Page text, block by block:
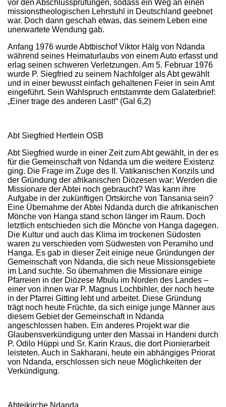
vor den Abschlussprüfungen, sodass ein Weg an einen
missionstheologischen Lehrstuhl in Deutschland geebnet
war. Doch dann geschah etwas, das seinem Leben eine
unerwartete Wendung gab.
Anfang 1976 wurde Abtbischof Viktor Hälg von Ndanda
während seines Heimaturlaubs von einem Auto erfasst und
erlag seinen schweren Verletzungen. Am 5. Februar 1976
wurde P. Siegfried zu seinem Nachfolger als Abt gewählt
und in einer bewusst einfach gehaltenen Feier in sein Amt
eingeführt. Sein Wahlspruch entstammte dem Galaterbrief:
„Einer trage des anderen Last!“ (Gal 6,2)
Abt Siegfried Hertlein OSB
Abt Siegfried wurde in einer Zeit zum Abt gewählt, in der es
für die Gemeinschaft von Ndanda um die weitere Existenz
ging. Die Frage im Zuge des II. Vatikanischen Konzils und
der Gründung der afrikanischen Diözesen war: Werden die
Missionare der Abtei noch gebraucht? Was kann ihre
Aufgabe in der zukünftigen Ortskirche von Tansania sein?
Eine Übernahme der Abtei Ndanda durch die afrikanischen
Mönche von Hanga stand schon länger im Raum. Doch
letztlich entschieden sich die Mönche von Hanga dagegen.
Die Kultur und auch das Klima im trockenen Südosten
waren zu verschieden vom Südwesten von Peramiho und
Hanga. Es gab in dieser Zeit einige neue Gründungen der
Gemeinschaft von Ndanda, die sich neue Missionsgebiete
im Land suchte. So übernahmen die Missionare einige
Pfarreien in der Diözese Mbulu im Norden des Landes –
einer von ihnen war P. Magnus Lochbihler, der noch heute
in der Pfarrei Gitting lebt und arbeitet. Diese Gründung
trägt noch heute Früchte, da sich einige junge Männer aus
diesem Gebiet der Gemeinschaft in Ndanda
angeschlossen haben. Ein anderes Projekt war die
Glaubensverkündigung unter den Massai in Handeni durch
P. Odilo Hüppi und Sr. Karin Kraus, die dort Pionierarbeit
leisteten. Auch in Sakharani, heute ein abhängiges Priorat
von Ndanda, erschlossen sich neue Möglichkeiten der
Verkündigung.